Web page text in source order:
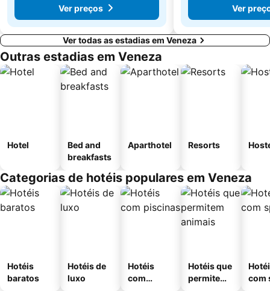
Ver preços
Ver
Ver todas as estadias em Veneza
Outras estadias em Veneza
Hotel
Bed and
breakfasts
Aparthotel Resorts
Categorias de hotéis populares em Veneza
Hotéis
baratos
Hotéis de
luxo
Hotéis
com
Hotéis que
permitem
com